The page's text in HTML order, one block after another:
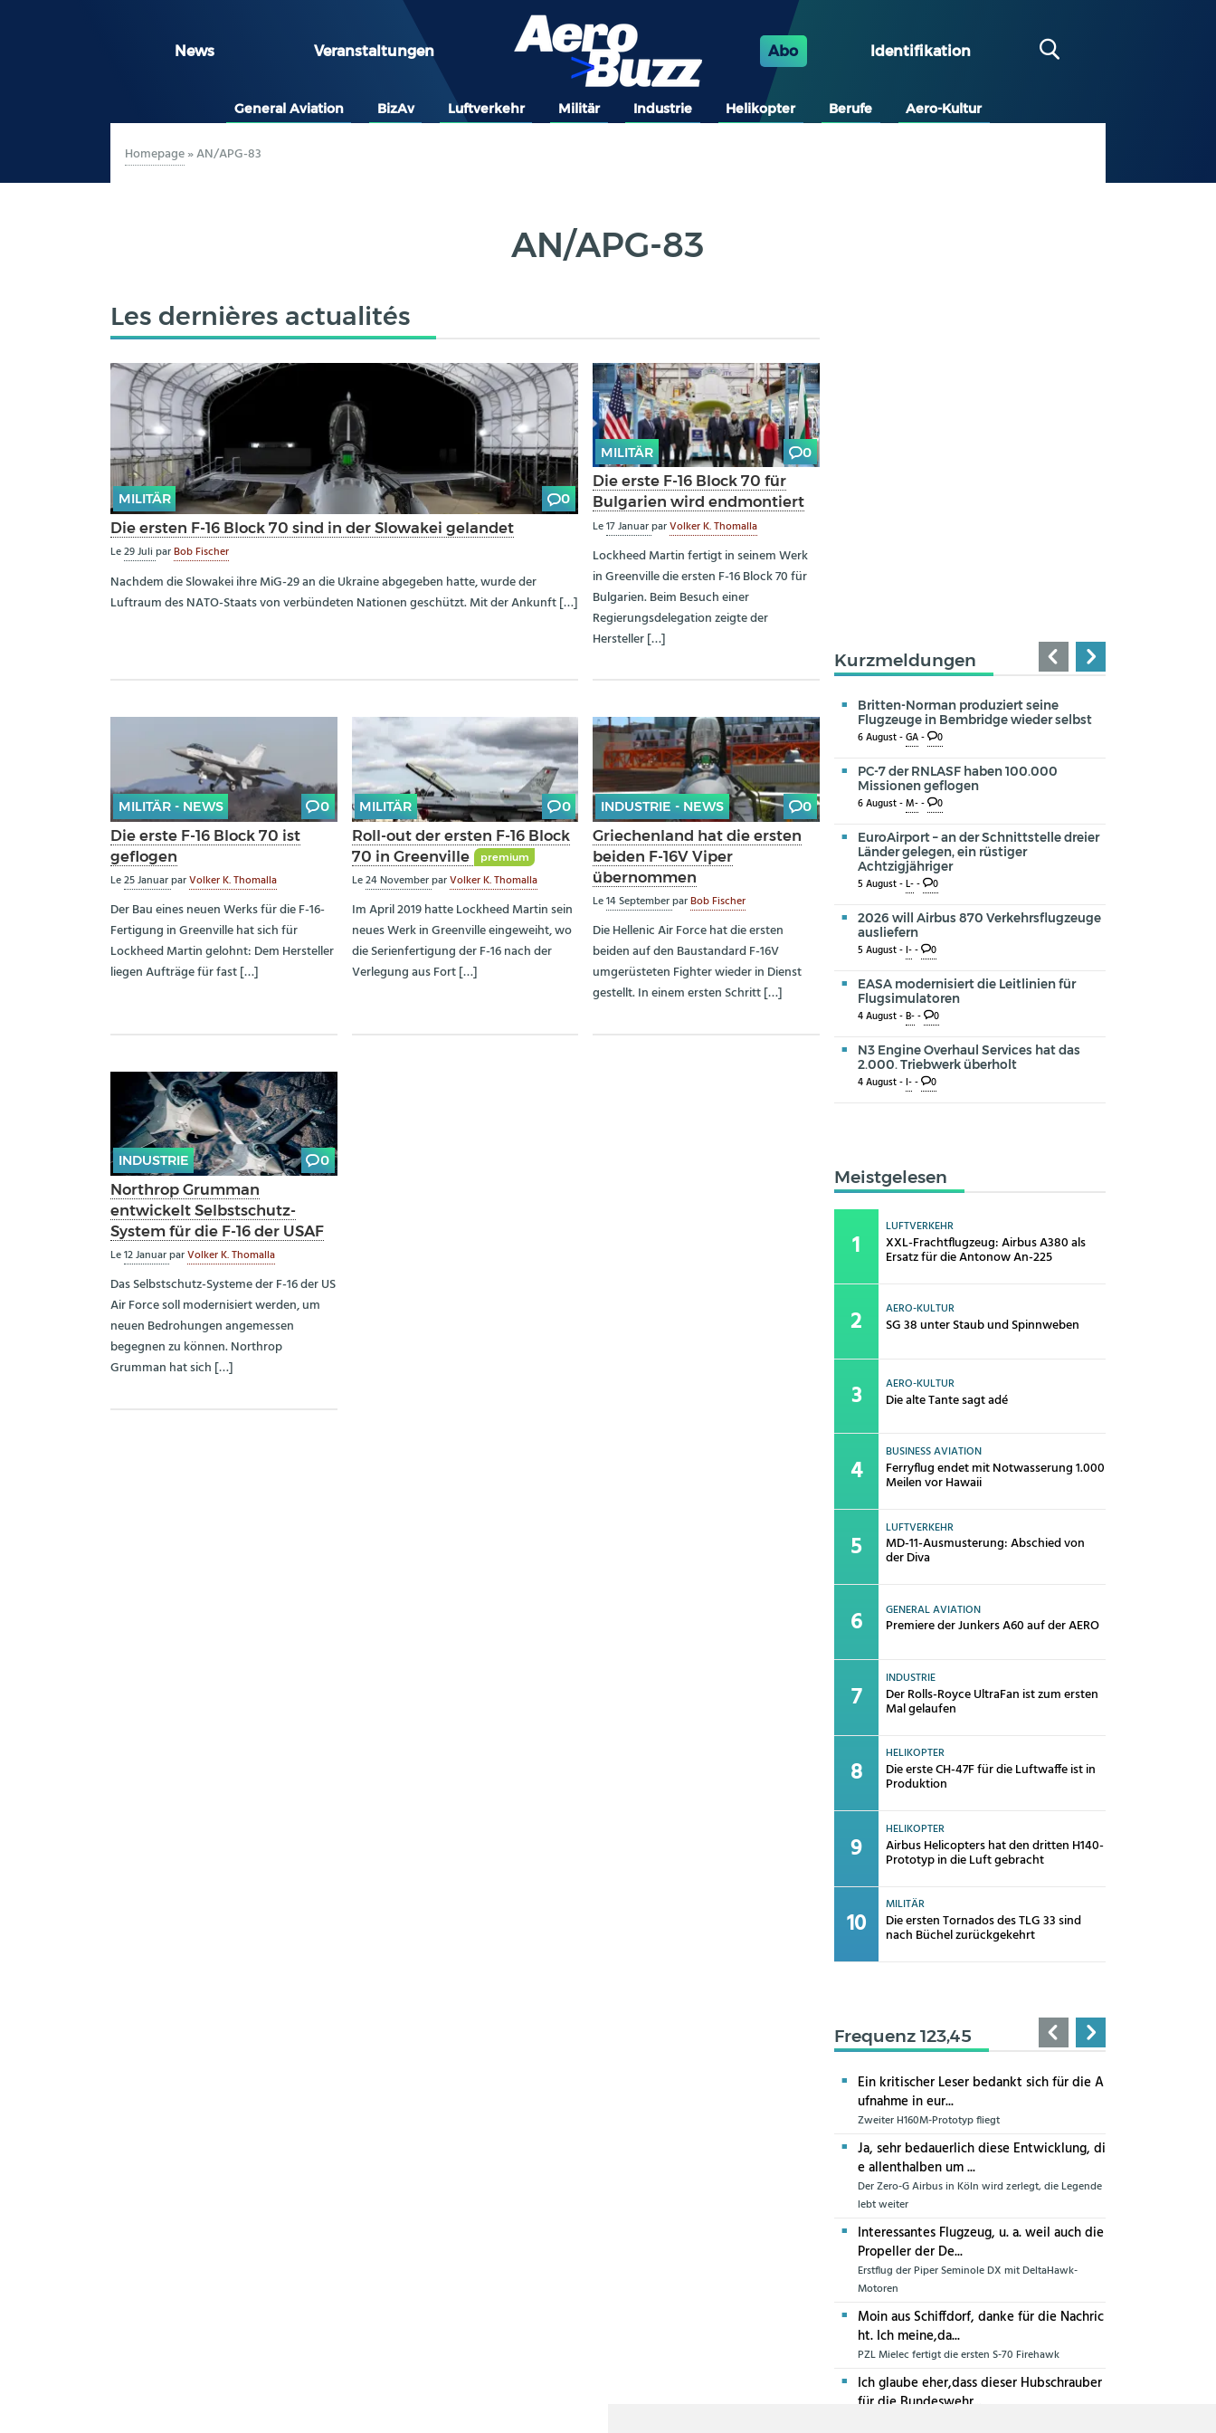
News Veranstaltungen Abo Identifikation
General Aviation BizAv Luftverkehr Militär Industrie Helikopter Berufe Aero-Kultur
Homepage»AN/APG-83
AN/APG-83
Les dernières actualités
MILITÄR 0
Die ersten F-16 Block 70 sind in der Slowakei gelandet
Le29 Juli parBob Fischer
Nachdem die Slowakei ihre MiG-29 an die Ukraine abgegeben hatte, wurde der
Luftraum des NATO-Staats von verbündeten Nationen geschützt. Mit der Ankunft […]
MILITÄR 0
Die erste F-16 Block 70 für
Bulgarien wird endmontiert
Le17 JanuarparVolker K. Thomalla
Lockheed Martin fertigt in seinem Werk
in Greenville die ersten F-16 Block 70 für
Bulgarien. Beim Besuch einer
Regierungsdelegation zeigte der
Hersteller […]
MILITÄR - NEWS 0
Die erste F-16 Block 70 ist
geflogen
Le25 JanuarparVolker K. Thomalla
Der Bau eines neuen Werks für die F-16-
Fertigung in Greenville hat sich für
Lockheed Martin gelohnt: Dem Hersteller
liegen Aufträge für fast […]
MILITÄR 0
Roll-out der ersten F-16 Block
70 in Greenville
premium
Le24 NovemberparVolker K. Thomalla
Im April 2019 hatte Lockheed Martin sein
neues Werk in Greenville eingeweiht, wo
die Serienfertigung der F-16 nach der
Verlegung aus Fort […]
INDUSTRIE - NEWS 0
Griechenland hat die ersten
beiden F-16V Viper
übernommen
Le14 SeptemberparBob Fischer
Die Hellenic Air Force hat die ersten
beiden auf den Baustandard F-16V
umgerüsteten Fighter wieder in Dienst
gestellt. In einem ersten Schritt […]
INDUSTRIE 0
Northrop Grumman
entwickelt Selbstschutz-
System für die F-16 der USAF
Le12 JanuarparVolker K. Thomalla
Das Selbstschutz-Systeme der F-16 der US
Air Force soll modernisiert werden, um
neuen Bedrohungen angemessen
begegnen zu können. Northrop
Grumman hat sich […]
Kurzmeldungen
Britten-Norman produziert seine
Flugzeuge in Bembridge wieder selbst
6 August -GA- 0
PC-7 der RNLASF haben 100.000
Missionen geflogen
6 August -M-- 0
EuroAirport – an der Schnittstelle dreier
Länder gelegen, ein rüstiger
Achtzigjähriger
5 August -L-- 0
2026 will Airbus 870 Verkehrsflugzeuge
ausliefern
5 August -I-- 0
EASA modernisiert die Leitlinien für
Flugsimulatoren
4 August -B-- 0
N3 Engine Overhaul Services hat das
2.000. Triebwerk überholt
4 August -I-- 0
Meistgelesen
LUFTVERKEHR
XXL-Frachtflugzeug: Airbus A380 als
Ersatz für die Antonow An-225
AERO-KULTUR
SG 38 unter Staub und Spinnweben
AERO-KULTUR
Die alte Tante sagt adé
BUSINESS AVIATION
Ferryflug endet mit Notwasserung 1.000
Meilen vor Hawaii
LUFTVERKEHR
MD-11-Ausmusterung: Abschied von
der Diva
GENERAL AVIATION
Premiere der Junkers A60 auf der AERO
INDUSTRIE
Der Rolls-Royce UltraFan ist zum ersten
Mal gelaufen
HELIKOPTER
Die erste CH-47F für die Luftwaffe ist in
Produktion
HELIKOPTER
Airbus Helicopters hat den dritten H140-
Prototyp in die Luft gebracht
MILITÄR
Die ersten Tornados des TLG 33 sind
nach Büchel zurückgekehrt
Frequenz 123,45
Ein kritischer Leser bedankt sich für die A
ufnahme in eur...
Zweiter H160M-Prototyp fliegt
Ja, sehr bedauerlich diese Entwicklung, di
e allenthalben um ...
Der Zero-G Airbus in Köln wird zerlegt, die Legende
lebt weiter
Interessantes Flugzeug, u. a. weil auch die
Propeller der De...
Erstflug der Piper Seminole DX mit DeltaHawk-
Motoren
Moin aus Schiffdorf, danke für die Nachric
ht. Ich meine,da...
PZL Mielec fertigt die ersten S-70 Firehawk
Ich glaube eher,dass dieser Hubschrauber
für die Bundeswehr...